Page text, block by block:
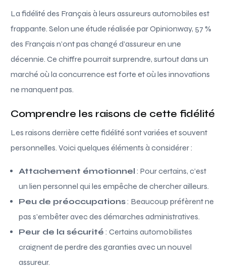
La fidélité des Français à leurs assureurs automobiles est
frappante. Selon une étude réalisée par Opinionway, 57 %
des Français n’ont pas changé d’assureur en une
décennie. Ce chiffre pourrait surprendre, surtout dans un
marché où la concurrence est forte et où les innovations
ne manquent pas.
Comprendre les raisons de cette fidélité
Les raisons derrière cette fidélité sont variées et souvent
personnelles. Voici quelques éléments à considérer :
Attachement émotionnel : Pour certains, c’est
un lien personnel qui les empêche de chercher ailleurs.
Peu de préoccupations: Beaucoup préfèrent ne
pas s’embêter avec des démarches administratives.
Peur de la sécurité : Certains automobilistes
craignent de perdre des garanties avec un nouvel
assureur.